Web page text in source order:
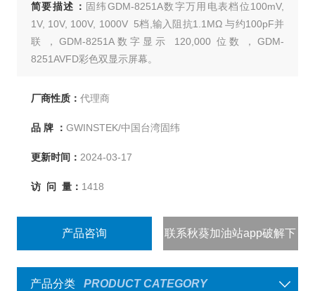
简要描述： 固纬GDM-8251A数字万用电表档位100mV,
1V, 10V, 100V, 1000V 5档,输入阻抗1.1MΩ 与约100pF并
联，GDM-8251A数字显示 120,000 位数，GDM-
8251AVFD彩色双显示屏幕。
厂商性质： 代理商
品 牌 ： GWINSTEK/中国台湾固纬
更新时间： 2024-03-17
访 问 量： 1418
产品咨询 联系秋葵加油站app破解下
载
产品分类
PRODUCT CATEGORY